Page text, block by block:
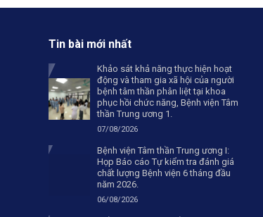
Tin bài mới nhất
Khảo sát khả năng thực hiện hoạt
động và tham gia xã hội của người
bệnh tâm thần phân liệt tại khoa
phục hồi chức năng, Bệnh viện Tâm
thần Trung ương 1.
07/08/2026
Bệnh viện Tâm thần Trung ương I:
Họp Báo cáo Tự kiểm tra đánh giá
chất lượng Bệnh viện 6 tháng đầu
năm 2026.
06/08/2026